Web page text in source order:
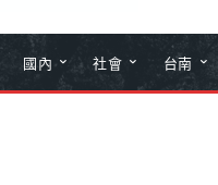
國內 社會 台南